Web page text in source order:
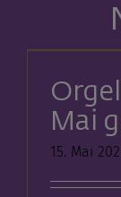
Mai
15. Mai